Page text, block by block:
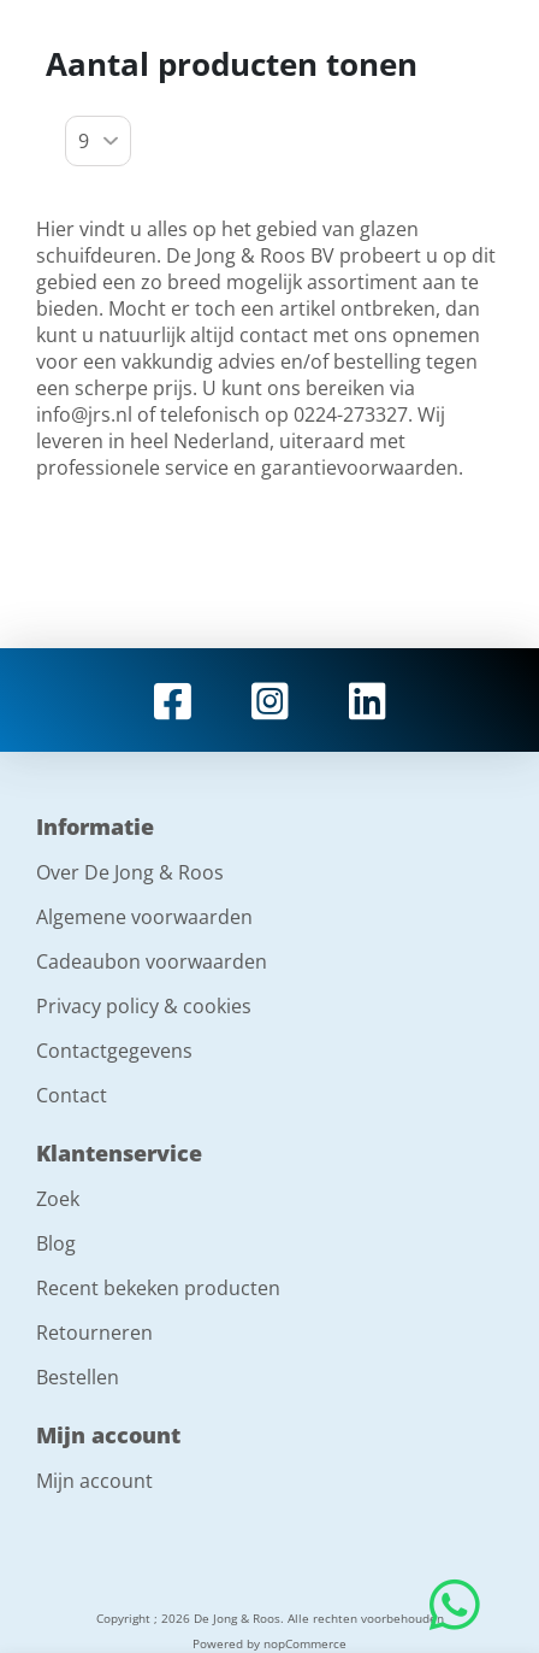
Aantal producten tonen
Hier vindt u alles op het gebied van glazen
schuifdeuren. De Jong & Roos BV probeert u op dit
gebied een zo breed mogelijk assortiment aan te
bieden. Mocht er toch een artikel ontbreken, dan
kunt u natuurlijk altijd contact met ons opnemen
voor een vakkundig advies en/of bestelling tegen
een scherpe prijs. U kunt ons bereiken via
info@jrs.nl of telefonisch op 0224-273327. Wij
leveren in heel Nederland, uiteraard met
professionele service en garantievoorwaarden.
Informatie
Over De Jong & Roos
Algemene voorwaarden
Cadeaubon voorwaarden
Privacy policy & cookies
Contactgegevens
Contact
Klantenservice
Zoek
Blog
Recent bekeken producten
Retourneren
Bestellen
Mijn account
Mijn account
Copyright ; 2026 De Jong & Roos. Alle rechten voorbehouden
Powered by nopCommerce